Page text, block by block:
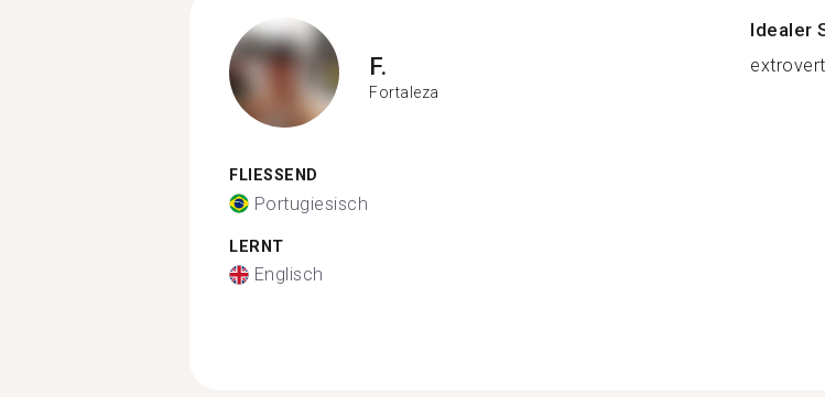
F.
Fortaleza
FLIESSEND
Portugiesisch
LERNT
Englisch
Idealer